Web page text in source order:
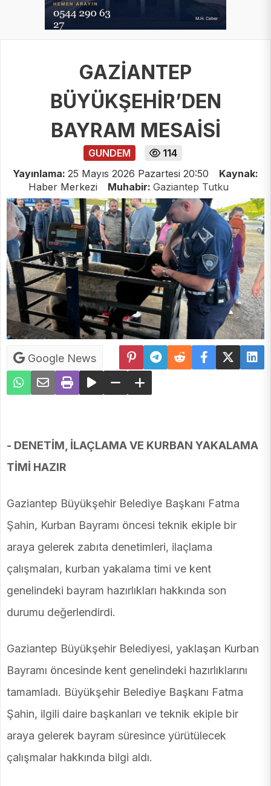
GAZİANTEP
BÜYÜKŞEHİR’DEN
BAYRAM MESAİSİ
GUNDEM
114
Yayınlama: 25 Mayıs 2026 Pazartesi 20:50
Kaynak:
Haber Merkezi
Muhabir: Gaziantep Tutku
Google News
- DENETİM, İLAÇLAMA VE KURBAN YAKALAMA
TİMİ HAZIR
Gaziantep Büyükşehir Belediye Başkanı Fatma
Şahin, Kurban Bayramı öncesi teknik ekiple bir
araya gelerek zabıta denetimleri, ilaçlama
çalışmaları, kurban yakalama timi ve kent
genelindeki bayram hazırlıkları hakkında son
durumu değerlendirdi.
Gaziantep Büyükşehir Belediyesi, yaklaşan Kurban
Bayramı öncesinde kent genelindeki hazırlıklarını
tamamladı. Büyükşehir Belediye Başkanı Fatma
Şahin, ilgili daire başkanları ve teknik ekiple bir
araya gelerek bayram süresince yürütülecek
çalışmalar hakkında bilgi aldı.